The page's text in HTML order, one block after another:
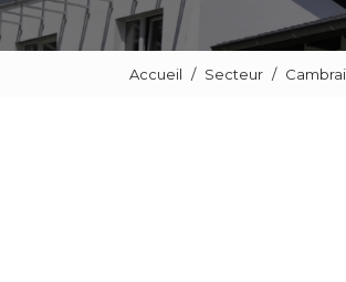
Accueil Secteur Cambrai